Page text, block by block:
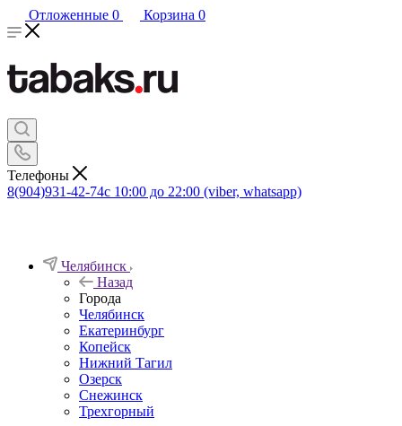
Отложенные 0 Корзина 0
Телефоны
8(904)931-42-74с 10:00 до 22:00 (viber, whatsapp)
Челябинск
Назад
Города
Челябинск
Екатеринбург
Копейск
Нижний Тагил
Озерск
Снежинск
Трехгорный